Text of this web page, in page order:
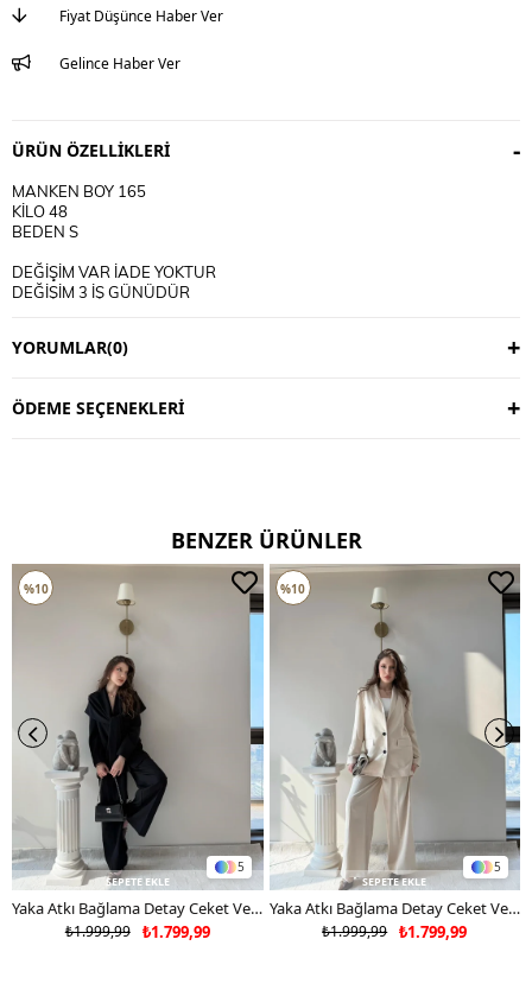
Fiyat Düşünce Haber Ver
Gelince Haber Ver
ÜRÜN ÖZELLIKLERI
MANKEN BOY 165
KİLO 48
BEDEN S
DEĞİŞİM VAR İADE YOKTUR
DEĞİŞİM 3 İŞ GÜNÜDÜR
KULLANIM TALİMATI
CİFT RENKLİ ÜRÜNLERDE YIKAMA MENDİLİ KULLANINIZ
YORUMLAR(0)
ÖDEME SEÇENEKLERI
BENZER ÜRÜNLER
5
SEPETE EKLE
Yaka Atkı Bağlama Detay Ceket Ve Pantolonlu Double Kumaş İkili Takım Siyah 2117
₺1.799,99
₺1.999,99
%10
5
SEPETE EKLE
Yaka Atkı Bağlama Detay Ceket Ve Pantolonlu Double Kumaş İkili Takım Bej 2117
₺1.799,99
₺1.999,99
%10